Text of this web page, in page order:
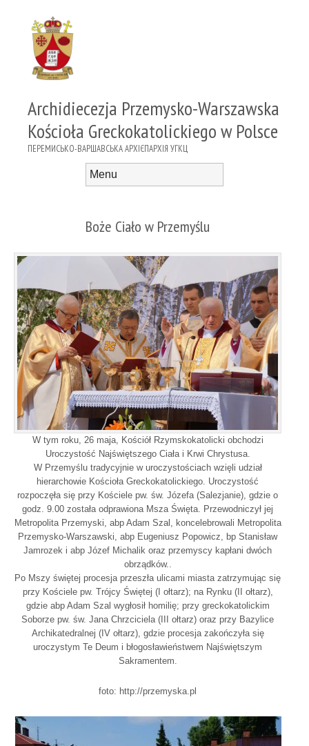
Archidiecezja Przemysko-Warszawska
Kościoła Greckokatolickiego w Polsce
ПЕРЕМИСЬКО-ВАРШАВСЬКА АРХІЄПАРХІЯ УГКЦ
Boże Ciało w Przemyślu
W tym roku, 26 maja, Kościół Rzymskokatolicki obchodzi
Uroczystość Najświętszego Ciała i Krwi Chrystusa.
W Przemyślu tradycyjnie w uroczystościach wzięli udział
hierarchowie Kościoła Greckokatolickiego. Uroczystość
rozpoczęła się przy Kościele pw. św. Józefa (Salezjanie), gdzie o
godz. 9.00 została odprawiona Msza Święta. Przewodniczył jej
Metropolita Przemyski, abp Adam Szal, koncelebrowali Metropolita
Przemysko-Warszawski, abp Eugeniusz Popowicz, bp Stanisław
Jamrozek i abp Józef Michalik oraz przemyscy kapłani dwóch
obrządków..
Po Mszy świętej procesja przeszła ulicami miasta zatrzymując się
przy Kościele pw. Trójcy Świętej (I ołtarz); na Rynku (II ołtarz),
gdzie abp Adam Szal wygłosił homilię; przy greckokatolickim
Soborze pw. św. Jana Chrzciciela (III ołtarz) oraz przy Bazylice
Archikatedralnej (IV ołtarz), gdzie procesja zakończyła się
uroczystym Te Deum i błogosławieństwem Najświętszym
Sakramentem.
foto: http://przemyska.pl